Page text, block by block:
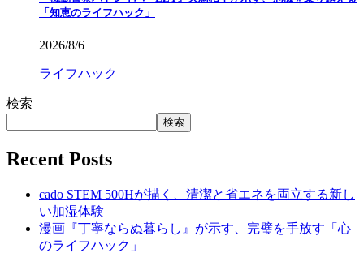
「知恵のライフハック」
2026/8/6
ライフハック
検索
検索
Recent Posts
cado STEM 500Hが描く、清潔と省エネを両立する新し
い加湿体験
漫画『丁寧ならぬ暮らし』が示す、完璧を手放す「心
のライフハック」